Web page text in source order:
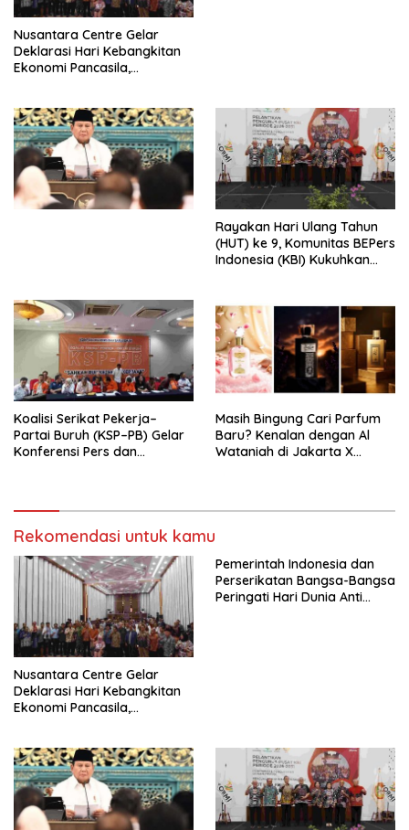
Nusantara Centre Gelar
Deklarasi Hari Kebangkitan
Ekonomi Pancasila,
Penjajahan (Pergolakan
Ekonomi Politik Indonesia) &
Simposium Nasional “Urgensi
Undang-Undang
Perekonomian Nasional dan
Kesejahteraan Sosial dalam
Rayakan Hari Ulang Tahun
(HUT) ke 9, Komunitas BEPers
Indonesia (KBI) Kukuhkan
Tema: “Penguatan dan
Pengembangan Organisasi
KBI yang Berbasis Riset di
seluruh Indonesia dan
Mancanegara”.
Koalisi Serikat Pekerja–
Partai Buruh (KSP–PB) Gelar
Konferensi Pers dan
RUU Ketenagakerjaan Baru.
Masih Bingung Cari Parfum
Baru? Kenalan dengan Al
Wataniah di Jakarta X
Rekomendasi untuk kamu
Nusantara Centre Gelar
Deklarasi Hari Kebangkitan
Ekonomi Pancasila,
Penjajahan (Pergolakan
Ekonomi Politik Indonesia) &
Simposium Nasional “Urgensi
Undang-Undang
Perekonomian Nasional dan
Pemerintah Indonesia dan
Perserikatan Bangsa-Bangsa
Peringati Hari Dunia Anti